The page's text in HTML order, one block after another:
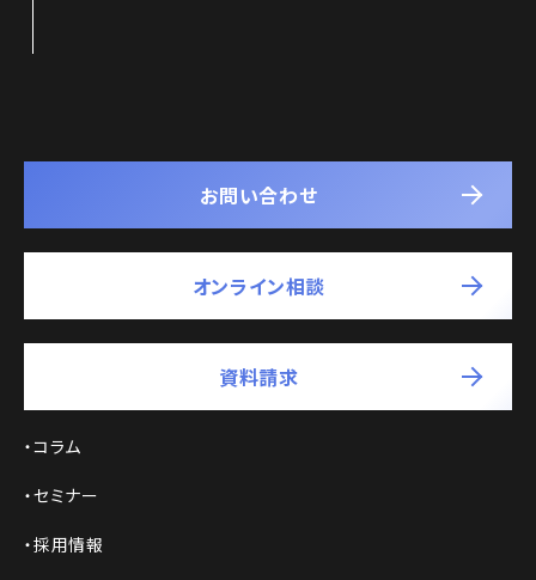
お問い合わせ
オンライン相談
資料請求
コラム
セミナー
採用情報